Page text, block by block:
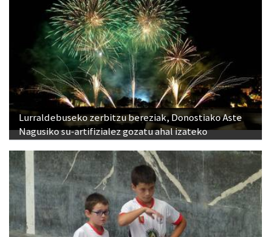
Lurraldebuseko zerbitzu bereziak, Donostiako Aste
Nagusiko su-artifizialez gozatu ahal izateko